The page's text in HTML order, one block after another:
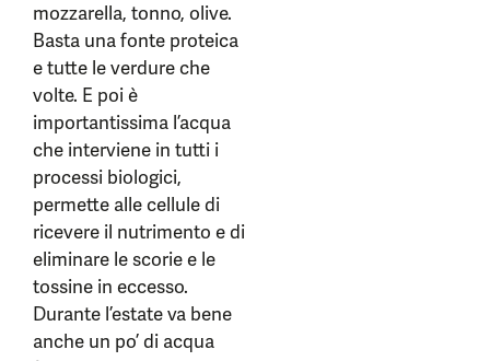
mozzarella, tonno, olive.
Basta una fonte proteica
e tutte le verdure che
volte. E poi è
importantissima l’acqua
che interviene in tutti i
processi biologici,
permette alle cellule di
ricevere il nutrimento e di
eliminare le scorie e le
tossine in eccesso.
Durante l’estate va bene
anche un po’ di acqua